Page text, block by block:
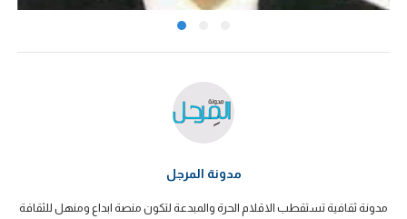
مدونة المرجل
مدونة ثقافية تستقطب الاقلام الحرة والمبدعة لتكون منصة ابداع ومنهل للثقافة